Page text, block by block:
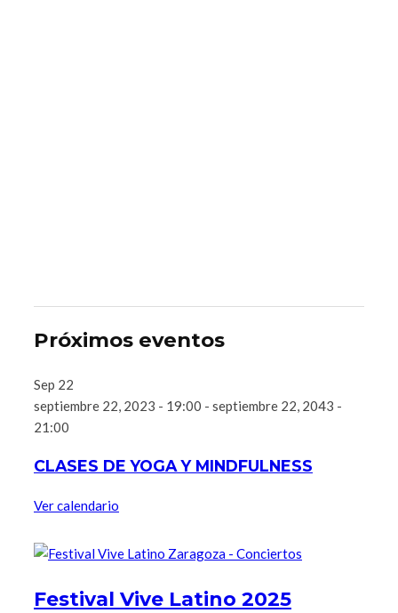
Próximos eventos
Sep 22
septiembre 22, 2023 - 19:00 - septiembre 22, 2043 -
21:00
CLASES DE YOGA Y MINDFULNESS
Ver calendario
Festival Vive Latino 2025